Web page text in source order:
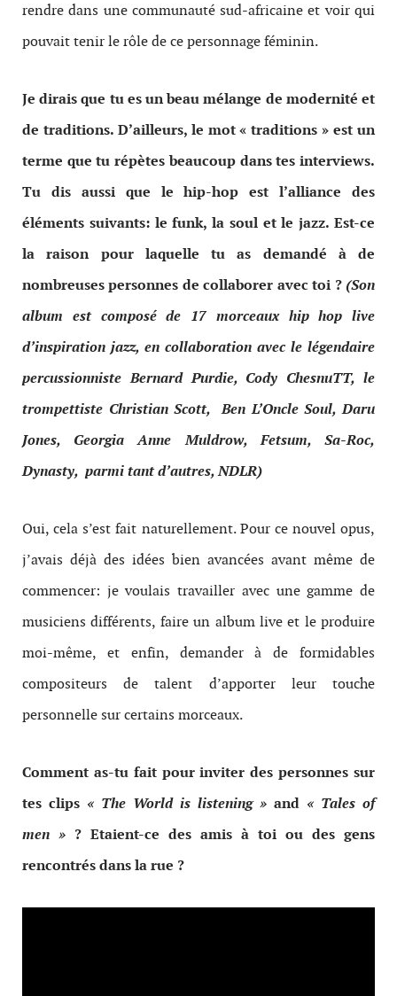
rendre dans une communauté sud-africaine et voir qui
pouvait tenir le rôle de ce personnage féminin.
Je dirais que tu es un beau mélange de modernité et
de traditions. D’ailleurs, le mot « traditions » est un
terme que tu répètes beaucoup dans tes interviews.
Tu dis aussi que le hip-hop est l’alliance des
éléments suivants: le funk, la soul et le jazz. Est-ce
la raison pour laquelle tu as demandé à de
nombreuses personnes de collaborer avec toi ? (Son
album est composé de 17 morceaux hip hop live
d’inspiration jazz, en collaboration avec le légendaire
percussionnisteBernard Purdie, Cody ChesnuTT, le
trompettiste Christian Scott, Ben L’Oncle Soul, Daru
Jones, Georgia Anne Muldrow, Fetsum, Sa-Roc,
Dynasty, parmi tant d’autres, NDLR)
Oui, cela s’est fait naturellement. Pour ce nouvel opus,
j’avais déjà des idées bien avancées avant même de
commencer: je voulais travailler avec une gamme de
musiciens différents, faire un album live et le produire
moi-même, et enfin, demander à de formidables
compositeurs de talent d’apporter leur touche
personnelle sur certains morceaux.
Comment as-tu fait pour inviter des personnes sur
tes clips « The World is listening » and « Tales of
men » ? Etaient-ce des amis à toi ou des gens
rencontrés dans la rue ?